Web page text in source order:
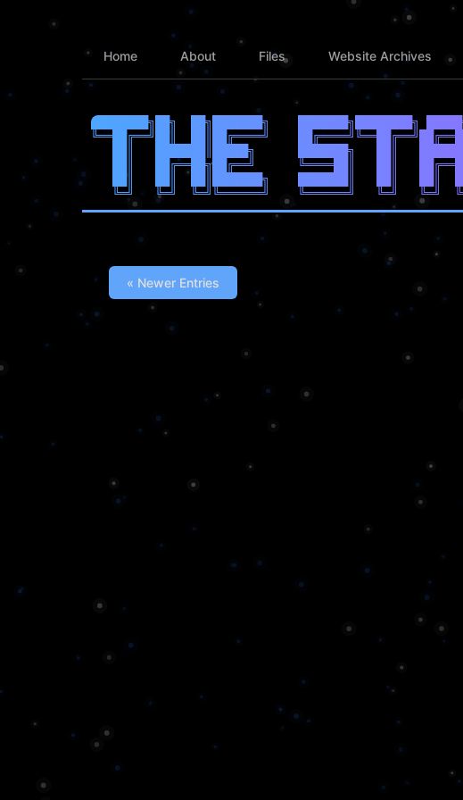
Home About Files Website Archives
████████╗██╗  ██╗███████╗    ███████╗████████╗
╚══██╔══╝██║  ██║██╔════╝
██║   ███████║█████╗      ███████╗   ██║
██║   ██╔══██╗██╔══╝      ╚════██║   ██║
██║   ██║  ██║███████╗    ███████║   ██║   ██║
« Newer Entries